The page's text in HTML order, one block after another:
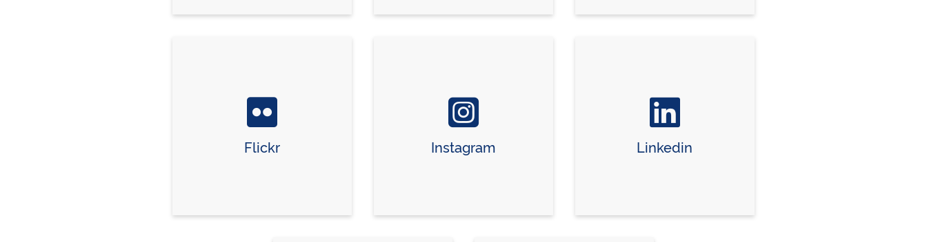
Flickr Instagram Linkedin